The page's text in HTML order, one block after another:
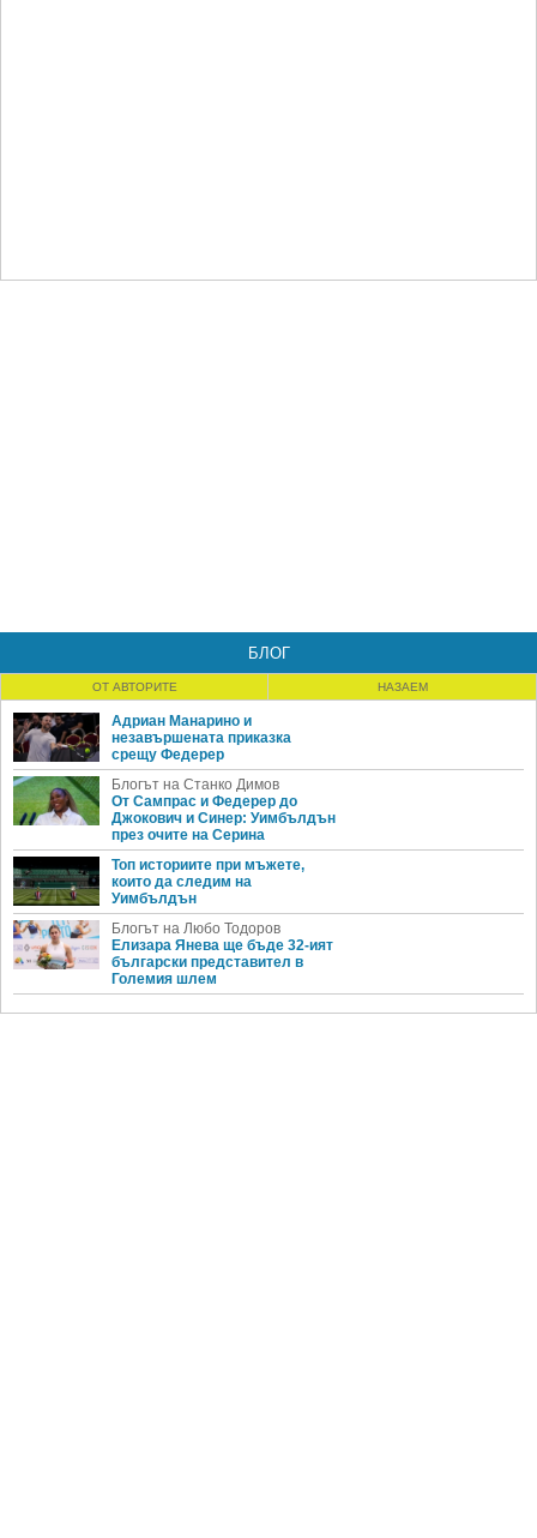
БЛОГ
ОТ АВТОРИТЕ НАЗАЕМ
Адриан Манарино и
незавършената приказка
срещу Федерер
Блогът на Станко Димов
От Сампрас и Федерер до
Джокович и Синер: Уимбълдън
през очите на Серина
Топ историите при мъжете,
които да следим на
Уимбълдън
Блогът на Любо Тодоров
Елизара Янева ще бъде 32-ият
български представител в
Големия шлем